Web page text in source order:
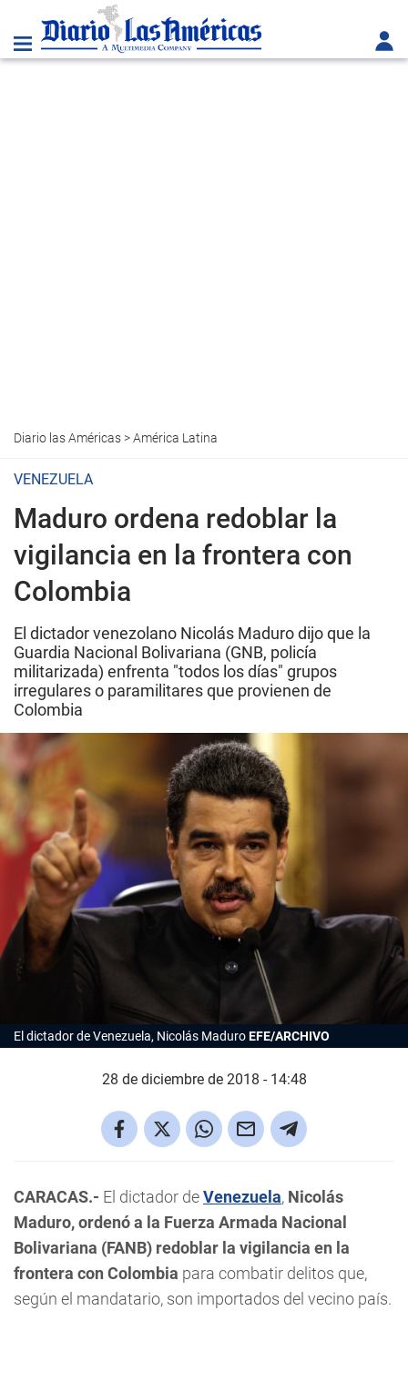
Diario las Américas>América Latina
VENEZUELA
Maduro ordena redoblar la
vigilancia en la frontera con
Colombia
El dictador venezolano Nicolás Maduro dijo que la
Guardia Nacional Bolivariana (GNB, policía
militarizada) enfrenta "todos los días" grupos
irregulares o paramilitares que provienen de
Colombia
El dictador de Venezuela, Nicolás MaduroEFE/ARCHIVO
28 de diciembre de 2018 - 14:48
CARACAS.- El dictador deVenezuela, Nicolás
Maduro, ordenó a la Fuerza Armada Nacional
Bolivariana (FANB) redoblar la vigilancia en la
frontera con Colombia para combatir delitos que,
según el mandatario, son importados del vecino país.